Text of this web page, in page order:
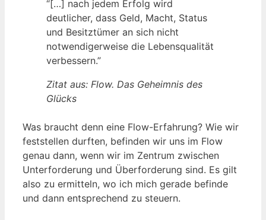
“[…] nach jedem Erfolg wird
deutlicher, dass Geld, Macht, Status
und Besitztümer an sich nicht
notwendigerweise die Lebensqualität
verbessern.”
Zitat aus: Flow. Das Geheimnis des
Glücks
Was braucht denn eine Flow-Erfahrung? Wie wir
feststellen durften, befinden wir uns im Flow
genau dann, wenn wir im Zentrum zwischen
Unterforderung und Überforderung sind. Es gilt
also zu ermitteln, wo ich mich gerade befinde
und dann entsprechend zu steuern.